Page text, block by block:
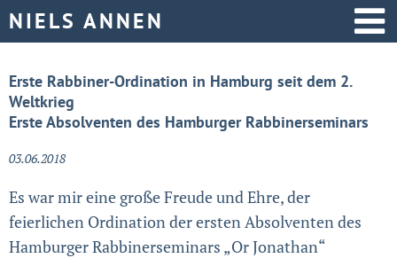
Aktive Politik
Über mich
Erste Rabbiner-Ordination in Hamburg seit dem 2.
Weltkrieg
Erste Absolventen des Hamburger Rabbinerseminars
03.06.2018
Es war mir eine große Freude und Ehre, der
feierlichen Ordination der ersten Absolventen des
Hamburger Rabbinerseminars „Or Jonathan“